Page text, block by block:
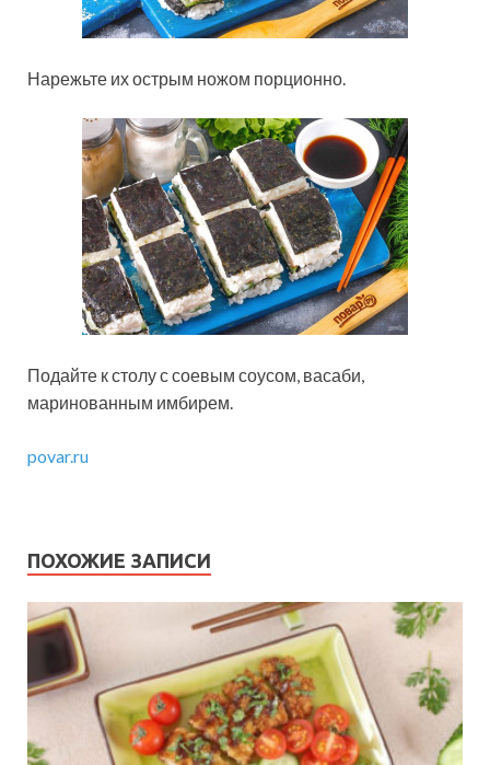
Нарежьте их острым ножом порционно.
Подайте к столу с соевым соусом, васаби,
маринованным имбирем.
povar.ru
ПОХОЖИЕ ЗАПИСИ